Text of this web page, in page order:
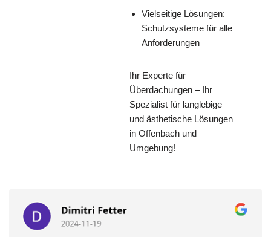
Vielseitige Lösungen:
Schutzsysteme für alle
Anforderungen
Ihr Experte für
Überdachungen – Ihr
Spezialist für langlebige
und ästhetische Lösungen
in Offenbach und
Umgebung!